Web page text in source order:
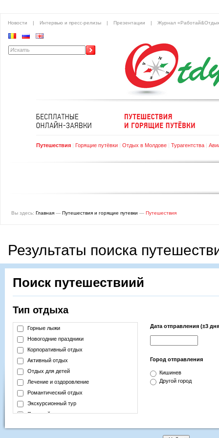
Новости | Интервью и пресс-релизы | Презентации | Журнал
Путешествия | Горящие путёвки | Отдых в Молдове | Турагентства |
Вы здесь: Главная — Путешествия и горящие путевки — Путешествия
Результаты поиска
Поиск путешествиий
Тип отдыха
Горные лыжи
Новогодние праздники
Корпоративный отдых
Активный отдых
Отдых для детей
Лечение и оздоровление
Романтический отдых
Экскурсионный тур
Пляжный отдых
Дата отправления (±3
Город отправления
Кишинев
Другой город